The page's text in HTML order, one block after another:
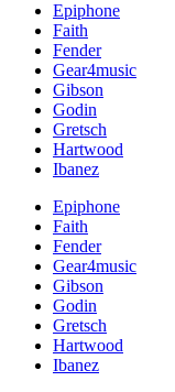
Epiphone
Faith
Fender
Gear4music
Gibson
Godin
Gretsch
Hartwood
Ibanez
Epiphone
Faith
Fender
Gear4music
Gibson
Godin
Gretsch
Hartwood
Ibanez